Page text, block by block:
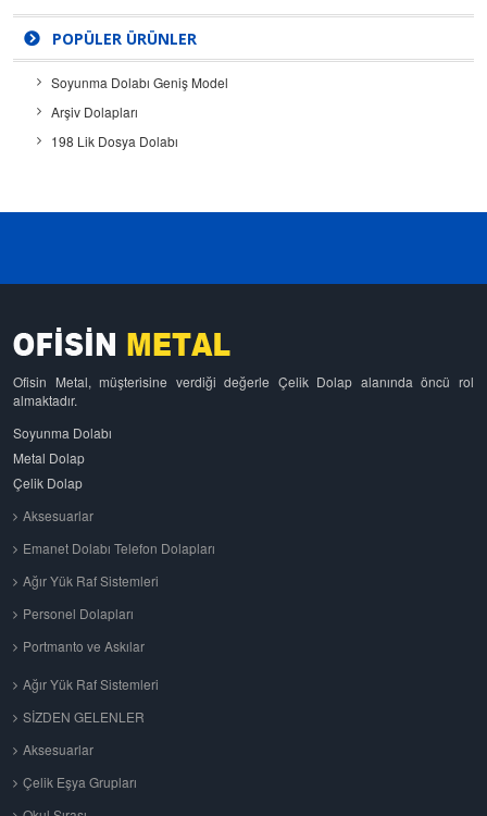
POPÜLER ÜRÜNLER
Soyunma Dolabı Geniş Model
Arşiv Dolapları
198 Lik Dosya Dolabı
Ofisin Metal, müşterisine verdiği değerle Çelik Dolap alanında öncü rol
almaktadır.
Soyunma Dolabı
Metal Dolap
Çelik Dolap
Aksesuarlar
Emanet Dolabı Telefon Dolapları
Ağır Yük Raf Sistemleri
Personel Dolapları
Portmanto ve Askılar
Ağır Yük Raf Sistemleri
SİZDEN GELENLER
Aksesuarlar
Çelik Eşya Grupları